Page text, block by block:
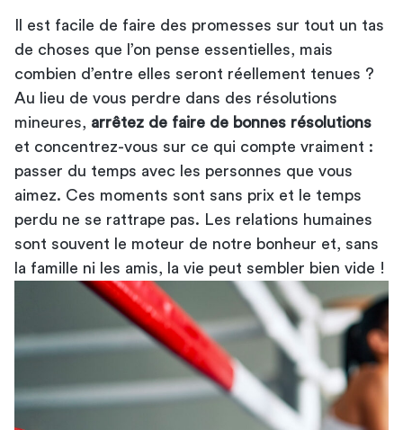
Il est facile de faire des promesses sur tout un tas
de choses que l’on pense essentielles, mais
combien d’entre elles seront réellement tenues ?
Au lieu de vous perdre dans des résolutions
mineures, arrêtez de faire de bonnes résolutions
et concentrez-vous sur ce qui compte vraiment :
passer du temps avec les personnes que vous
aimez. Ces moments sont sans prix et le temps
perdu ne se rattrape pas. Les relations humaines
sont souvent le moteur de notre bonheur et, sans
la famille ni les amis, la vie peut sembler bien vide !